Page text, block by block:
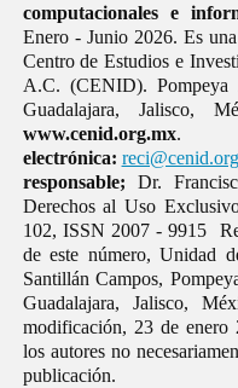
computacionales e
Enero - Junio 2026. Es
Centro de Estudios e
A.C. (CENID). Pompeya
Guadalajara, Jalisco,
www.cenid.org.mx
electrónica:
responsable; Dr.
Derechos al Uso
102, ISSN 2007 - 9915
de este número, Unidad
Santillán Campos,
Guadalajara, Jalisco,
modificación, 23 de enero
los autores no
publicación.